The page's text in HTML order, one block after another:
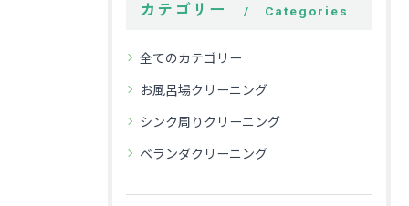
カテゴリー Categories
全てのカテゴリー
お風呂場クリーニング
シンク周りクリーニング
ベランダクリーニング